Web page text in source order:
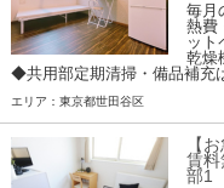
毎月
熱費
ット
乾燥
◆共用部定期清掃・備品補充
エリア：東京都世田谷区
【
賃料
部1